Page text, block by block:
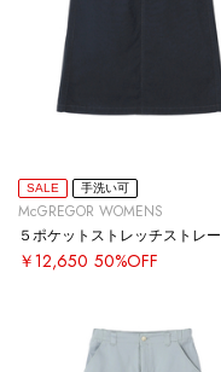
SALE 手洗い可
McGREGOR WOMENS
￥12,650 50%OFF